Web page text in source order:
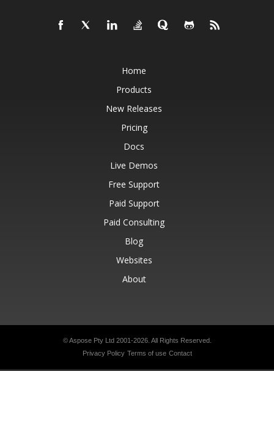
Home
Products
New Releases
Pricing
Docs
Live Demos
Free Support
Paid Support
Paid Consulting
Blog
Websites
About
© Aspose Pty Ltd 2001-2026. All Rights Reserved.
Privacy Policy Terms of use Contact